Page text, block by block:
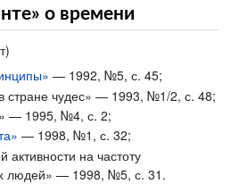
о времени
— 1992, №5, с. 45;
стране чудес» — 1993, №1/2, с. 48;
— 1995, №4, с. 2;
— 1998, №1, с. 32;
активности на частоту
людей» — 1998, №5, с. 31.